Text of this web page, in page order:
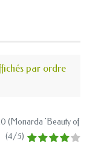
par ordre
(Monarda 'Beauty of
(4/5)